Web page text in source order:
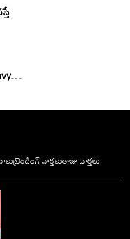
ట్రెండింగ్ వార్తలుతాజా వార్తలు